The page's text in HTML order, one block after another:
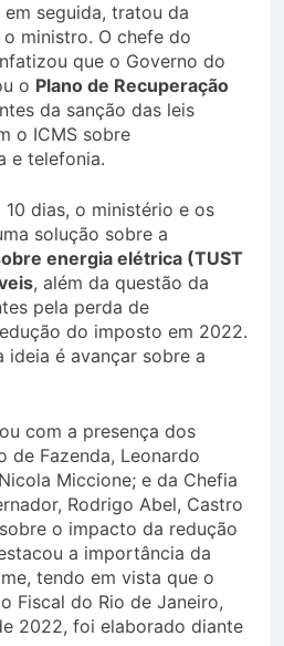
seguida, tratou da
ministro. O chefe do
que o Governo do
o Plano de Recuperação
da sanção das leis
o ICMS sobre
e telefonia.
dias, o ministério e os
solução sobre a
energia elétrica (TUST
, além da questão da
pela perda de
do imposto em 2022.
ideia é avançar sobre a
com a presença dos
de Fazenda, Leonardo
Miccione; e da Chefia
Rodrigo Abel, Castro
o impacto da redução
a importância da
tendo em vista que o
Fiscal do Rio de Janeiro,
2022, foi elaborado diante